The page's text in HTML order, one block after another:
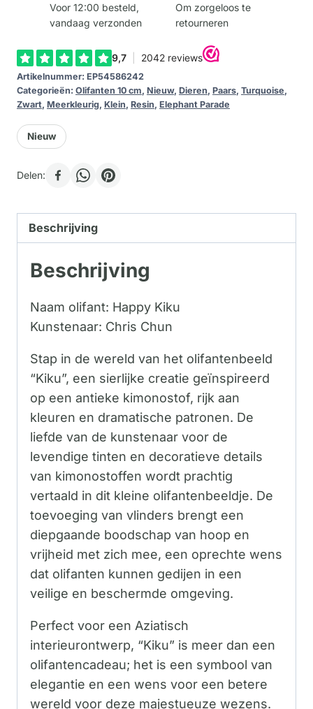
Voor 12:00 besteld,
vandaag verzonden
Om zorgeloos te
retourneren
Artikelnummer: EP54586242
Categorieën: Olifanten 10 cm, Nieuw, Dieren, Paars, Turquoise,
Zwart, Meerkleurig, Klein, Resin, Elephant Parade
Nieuw
Delen:
Beschrijving
Beschrijving
Naam olifant: Happy Kiku
Kunstenaar: Chris Chun
Stap in de wereld van het olifantenbeeld
“Kiku”, een sierlijke creatie geïnspireerd
op een antieke kimonostof, rijk aan
kleuren en dramatische patronen. De
liefde van de kunstenaar voor de
levendige tinten en decoratieve details
van kimonostoffen wordt prachtig
vertaald in dit kleine olifantenbeeldje. De
toevoeging van vlinders brengt een
diepgaande boodschap van hoop en
vrijheid met zich mee, een oprechte wens
dat olifanten kunnen gedijen in een
veilige en beschermde omgeving.
Perfect voor een Aziatisch
interieurontwerp, “Kiku” is meer dan een
olifantencadeau; het is een symbool van
elegantie en een wens voor een betere
wereld voor deze majestueuze wezens.